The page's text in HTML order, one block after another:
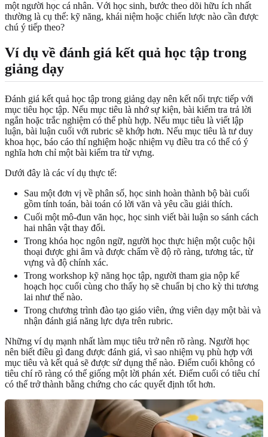
một người học cá nhân. Với học sinh, bước theo dõi hữu ích nhất
thường là cụ thể: kỹ năng, khái niệm hoặc chiến lược nào cần được
chú ý tiếp theo?
Ví dụ về đánh giá kết quả học tập trong
giảng dạy
Đánh giá kết quả học tập trong giảng dạy nên kết nối trực tiếp với
mục tiêu học tập. Nếu mục tiêu là nhớ sự kiện, bài kiểm tra trả lời
ngắn hoặc trắc nghiệm có thể phù hợp. Nếu mục tiêu là viết lập
luận, bài luận cuối với rubric sẽ khớp hơn. Nếu mục tiêu là tư duy
khoa học, báo cáo thí nghiệm hoặc nhiệm vụ điều tra có thể có ý
nghĩa hơn chỉ một bài kiểm tra từ vựng.
Dưới đây là các ví dụ thực tế:
Sau một đơn vị về phân số, học sinh hoàn thành bộ bài cuối
gồm tính toán, bài toán có lời văn và yêu cầu giải thích.
Cuối một mô-đun văn học, học sinh viết bài luận so sánh cách
hai nhân vật thay đổi.
Trong khóa học ngôn ngữ, người học thực hiện một cuộc hội
thoại được ghi âm và được chấm về độ rõ ràng, tương tác, từ
vựng và độ chính xác.
Trong workshop kỹ năng học tập, người tham gia nộp kế
hoạch học cuối cùng cho thấy họ sẽ chuẩn bị cho kỳ thi tương
lai như thế nào.
Trong chương trình đào tạo giáo viên, ứng viên dạy một bài và
nhận đánh giá năng lực dựa trên rubric.
Những ví dụ mạnh nhất làm mục tiêu trở nên rõ ràng. Người học
nên biết điều gì đang được đánh giá, vì sao nhiệm vụ phù hợp với
mục tiêu và kết quả sẽ được sử dụng thế nào. Điểm cuối không có
tiêu chí rõ ràng có thể giống một lời phán xét. Điểm cuối có tiêu chí
có thể trở thành bằng chứng cho các quyết định tốt hơn.